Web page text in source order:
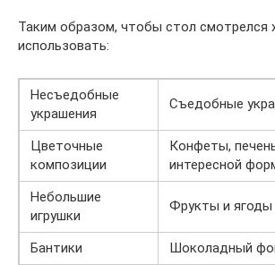
Таким образом, чтобы стол смотрелся
использовать:
Несъедобные
украшения
Съедобные
Цветочные
композиции
Конфеты,
интересной
Небольшие
игрушки
Фрукты и ягоды
Бантики
Шоколадный